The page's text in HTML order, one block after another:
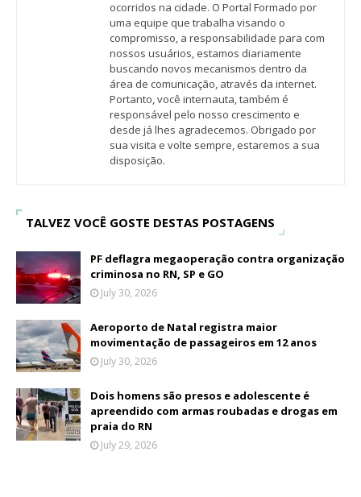
ocorridos na cidade. O Portal Formado por
uma equipe que trabalha visando o
compromisso, a responsabilidade para com
nossos usuários, estamos diariamente
buscando novos mecanismos dentro da
área de comunicação, através da internet.
Portanto, você internauta, também é
responsável pelo nosso crescimento e
desde já lhes agradecemos. Obrigado por
sua visita e volte sempre, estaremos a sua
disposição.
TALVEZ VOCÊ GOSTE DESTAS POSTAGENS
PF deflagra megaoperação contra organização
criminosa no RN, SP e GO
July 30, 2026
Aeroporto de Natal registra maior
movimentação de passageiros em 12 anos
July 30, 2026
Dois homens são presos e adolescente é
apreendido com armas roubadas e drogas em
praia do RN
July 29, 2026